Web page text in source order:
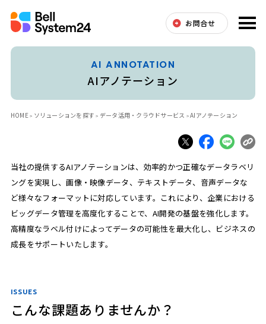
お問合せ
AI ANNOTATION
AIアノテーション
HOME ソリューションを探す データ活用・クラウドサービス AIアノテーション
当社の提供するAIアノテーションは、効率的かつ正確なデータラベリ
ングを実現し、画像・映像データ、テキストデータ、音声データな
ど様々なフォーマットに対応しています。これにより、企業における
ビッグデータ管理を高度化することで、AI開発の基盤を強化します。
高精度なラベル付けによってデータの可能性を最大化し、ビジネスの
成長をサポートいたします。
ISSUES
こんな課題ありませんか？